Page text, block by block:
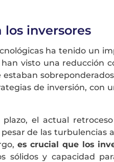
inversores
ha tenido un
visto una reducción
de inversión, con
plazo, el actual
de las turbulencias
es crucial que los
sólidos y capacidad